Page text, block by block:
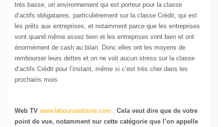
très basse, un environnement qui est porteur pour la classe
d’actifs obligataires, particulièrement sur la classe Crédit, qui est
les prêts aux entreprises, et notamment parce que les entreprises
vont quand même assez bien et les entreprises vont bien et ont
énormément de cash au bilan. Donc elles ont les moyens de
rembourser leurs dettes et on ne voit aucun stress sur la classe
d’actifs Crédit pour l’instant, même si c’est très cher dans les
prochains mois.
Web TV www.labourseetlavie.com : Cela veut dire que de votre
point de vue, notamment sur cette catégorie que l’on appelle